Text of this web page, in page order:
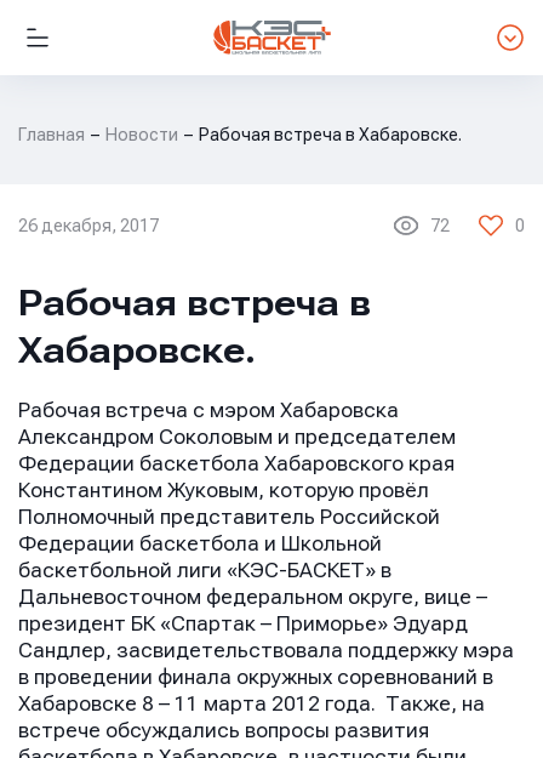
Главная Новости Рабочая встреча в Хабаровске.
НОВОСТИ ЛИГИ
26 декабря, 2017 72 0
Рабочая встреча в
Хабаровске.
Рабочая встреча с мэром Хабаровска
Александром Соколовым и председателем
Федерации баскетбола Хабаровского края
Константином Жуковым, которую провёл
Полномочный представитель Российской
Федерации баскетбола и Школьной
баскетбольной лиги «КЭС-БАСКЕТ» в
Дальневосточном федеральном округе, вице –
президент БК «Спартак – Приморье» Эдуард
Сандлер, засвидетельствовала поддержку мэра
в проведении финала окружных соревнований в
Хабаровске 8 – 11 марта 2012 года. Также, на
встрече обсуждались вопросы развития